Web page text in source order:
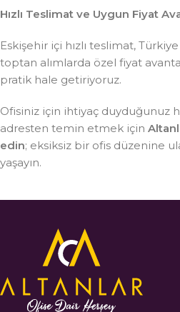
Hızlı Teslimat ve Uygun Fiyat
Eskişehir içi hızlı teslimat,
toptan alımlarda özel fiyat
pratik hale getiriyoruz.
Ofisiniz için ihtiyaç duyduğunuz
adresten temin etmek için
edin; eksiksiz bir ofis düzenine
yaşayın.